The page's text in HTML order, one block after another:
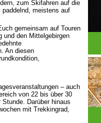
zum Skifahren auf die
meistens auf
gemeinsam auf Touren
und den Mittelgebirgen
An diesen
– auch
von 22 bis über 30
Darüber hinaus
mit Trekkingrad,